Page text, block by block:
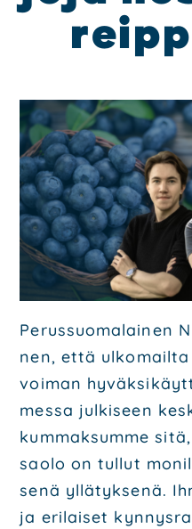
Poli­tiik­ka
Päät­tä­jät
Ota yhteyt­tä
Hal­li­tus
Ehdo­tuk­set
Päi­vi­tä jäsen­tie­to­si
Mate­ri­aa­li­pank­ki
Perus­suo­ma­lai­nen
nen, että
voi­man
mes­sa jul­ki­seen
kum­mak­sum­me
sao­lo on tul­lut
se­nä yllä­tyk­se­nä.
ja eri­lai­set